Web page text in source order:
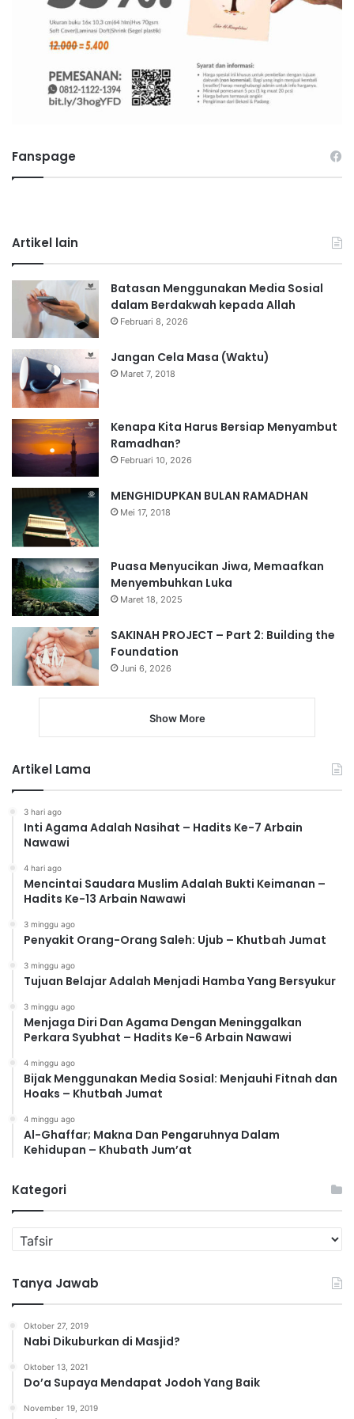
Fanspage
Artikel lain
Batasan Menggunakan Media Sosial
dalam Berdakwah kepada Allah
Februari 8, 2026
Jangan Cela Masa (Waktu)
Maret 7, 2018
Kenapa Kita Harus Bersiap Menyambut
Ramadhan?
Februari 10, 2026
MENGHIDUPKAN BULAN RAMADHAN
Mei 17, 2018
Puasa Menyucikan Jiwa, Memaafkan
Menyembuhkan Luka
Maret 18, 2025
SAKINAH PROJECT – Part 2: Building the
Foundation
Juni 6, 2026
Show More
Artikel Lama
3 hari ago
Inti Agama Adalah Nasihat – Hadits Ke-7 Arbain
Nawawi
4 hari ago
Mencintai Saudara Muslim Adalah Bukti Keimanan –
Hadits Ke-13 Arbain Nawawi
3 minggu ago
Penyakit Orang-Orang Saleh: Ujub – Khutbah Jumat
3 minggu ago
Tujuan Belajar Adalah Menjadi Hamba Yang Bersyukur
3 minggu ago
Menjaga Diri Dan Agama Dengan Meninggalkan
Perkara Syubhat – Hadits Ke-6 Arbain Nawawi
4 minggu ago
Bijak Menggunakan Media Sosial: Menjauhi Fitnah dan
Hoaks – Khutbah Jumat
4 minggu ago
Al-Ghaffar; Makna Dan Pengaruhnya Dalam
Kehidupan – Khubath Jum’at
Kategori
a
e
g
Tanya Jawab
Oktober 27, 2019
Nabi Dikuburkan di Masjid?
Oktober 13, 2021
Do’a Supaya Mendapat Jodoh Yang Baik
November 19, 2019